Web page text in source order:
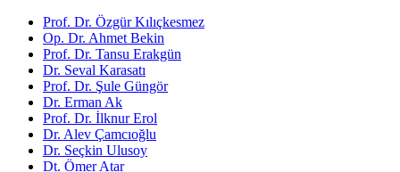
Prof. Dr. Özgür Kılıçkesmez
Op. Dr. Ahmet Bekin
Prof. Dr. Tansu Erakgün
Dr. Seval Karasatı
Prof. Dr. Şule Güngör
Dr. Erman Ak
Prof. Dr. İlknur Erol
Dr. Alev Çamcıoğlu
Dr. Seçkin Ulusoy
Dt. Ömer Atar